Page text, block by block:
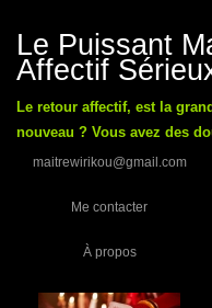
Le Puissant
Affectif
Le retour affectif, est la
nouveau ? Vous avez des
maitrewirikou@gmail.com
Me contacter
À propos